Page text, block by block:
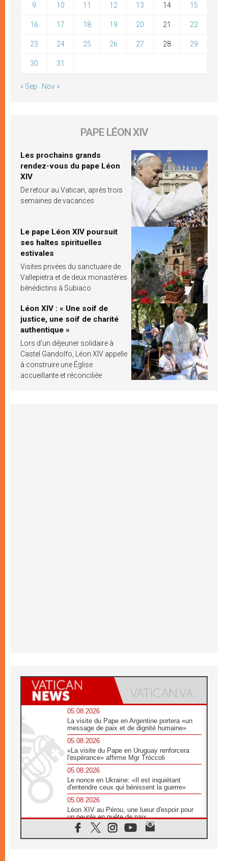
9 10 11 12 13 14 15
16 17 18 19 20 21 22
23 24 25 26 27 28 29
30 31
« Sep Nov »
PAPE LÉON XIV
Les prochains grands
rendez-vous du pape Léon
XIV
De retour au Vatican, après trois
semaines de vacances
Le pape Léon XIV poursuit
ses haltes spirituelles
estivales
Visites privées du sanctuaire de
Vallepietra et de deux monastères
bénédictins à Subiaco
Léon XIV : « Une soif de
justice, une soif de charité
authentique »
Lors d’un déjeuner solidaire à
Castel Gandolfo, Léon XIV appelle
à construire une Église
accueillante et réconciliée
05.08.2026
La visite du Pape en Argentine portera «un
message de paix et de dignité humaine»
05.08.2026
«La visite du Pape en Uruguay renforcera
l'espérance» affirme Mgr Tróccoli
05.08.2026
Le nonce en Ukraine: «Il est inquiétant
d'entendre ceux qui bénissent la guerre»
05.08.2026
Léon XIV au Pérou, une lueur d'espoir pour
un peuple en quête de paix
05.08.2026
SCEAM: L'Église en Afrique vers